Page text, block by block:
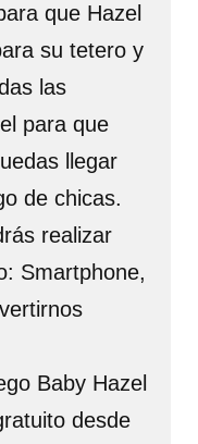
que Hazel
su tetero y
las
para que
llegar
de chicas.
realizar
Smartphone,
Baby Hazel
desde